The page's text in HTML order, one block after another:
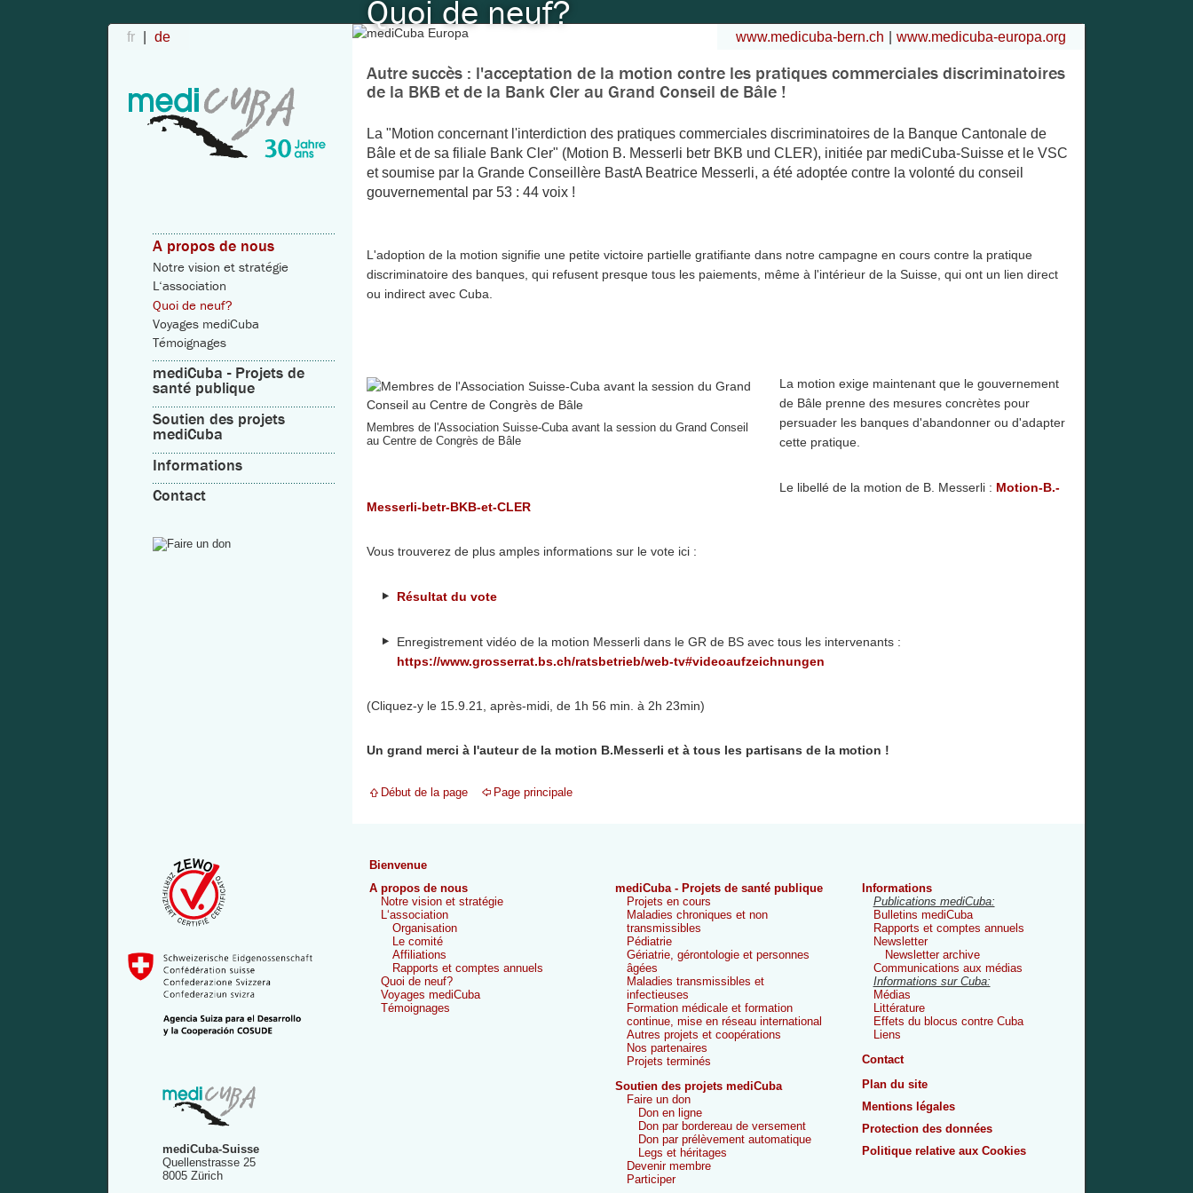
fr de www.medicuba-bern.ch www.medicuba-europa.org
A propos de nous
Notre vision et stratégie
L‘association
Quoi de neuf?
Voyages mediCuba
Témoignages
mediCuba - Projets de
santé publique
Soutien des projets
mediCuba
Informations
Contact
Quoi de neuf?
Autre succès : l'acceptation de la motion contre les pratiques commerciales discriminatoires
de la BKB et de la Bank Cler au Grand Conseil de Bâle !
La "Motion concernant l'interdiction des pratiques commerciales discriminatoires de la Banque Cantonale de
Bâle et de sa filiale Bank Cler" (Motion B. Messerli betr BKB und CLER), initiée par mediCuba-Suisse et le VSC
et soumise par la Grande Conseillère BastA Beatrice Messerli, a été adoptée contre la volonté du conseil
gouvernemental par 53 : 44 voix !
L'adoption de la motion signifie une petite victoire partielle gratifiante dans notre campagne en cours contre la pratique
discriminatoire des banques, qui refusent presque tous les paiements, même à l'intérieur de la Suisse, qui ont un lien direct
ou indirect avec Cuba.
Membres de l'Association Suisse-Cuba avant la session du Grand Conseil
au Centre de Congrès de Bâle
La motion exige maintenant que le gouvernement
de Bâle prenne des mesures concrètes pour
persuader les banques d'abandonner ou d'adapter
cette pratique.
Le libellé de la motion de B. Messerli : Motion-B.-
Messerli-betr-BKB-et-CLER
Vous trouverez de plus amples informations sur le vote ici :
Résultat du vote
Enregistrement vidéo de la motion Messerli dans le GR de BS avec tous les intervenants :
https://www.grosserrat.bs.ch/ratsbetrieb/web-tv#videoaufzeichnungen
(Cliquez-y le 15.9.21, après-midi, de 1h 56 min. à 2h 23min)
Un grand merci à l'auteur de la motion B.Messerli et à tous les partisans de la motion !
Début de la page Page principale
Bienvenue
A propos de nous
Notre vision et stratégie
L‘association
Organisation
Le comité
Affiliations
Rapports et comptes annuels
Quoi de neuf?
Voyages mediCuba
Témoignages
mediCuba - Projets de santé publique
Projets en cours
Maladies chroniques et non
transmissibles
Pédiatrie
Gériatrie, gérontologie et personnes
âgées
Maladies transmissibles et
infectieuses
Formation médicale et formation
continue, mise en réseau international
Autres projets et coopérations
Nos partenaires
Projets terminés
Soutien des projets mediCuba
Faire un don
Don en ligne
Don par bordereau de versement
Don par prélèvement automatique
Legs et héritages
Devenir membre
Participer
Informations
Publications mediCuba:
Bulletins mediCuba
Rapports et comptes annuels
Newsletter
Newsletter archive
Communications aux médias
Informations sur Cuba:
Médias
Littérature
Effets du blocus contre Cuba
Liens
Contact
Plan du site
Mentions légales
Protection des données
Politique relative aux Cookies
mediCuba-Suisse
Quellenstrasse 25
8005 Zürich